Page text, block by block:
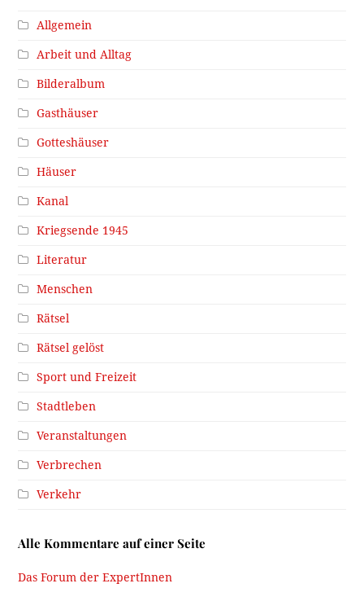
Allgemein
Arbeit und Alltag
Bilderalbum
Gasthäuser
Gotteshäuser
Häuser
Kanal
Kriegsende 1945
Literatur
Menschen
Rätsel
Rätsel gelöst
Sport und Freizeit
Stadtleben
Veranstaltungen
Verbrechen
Verkehr
Alle Kommentare auf einer Seite
Das Forum der ExpertInnen